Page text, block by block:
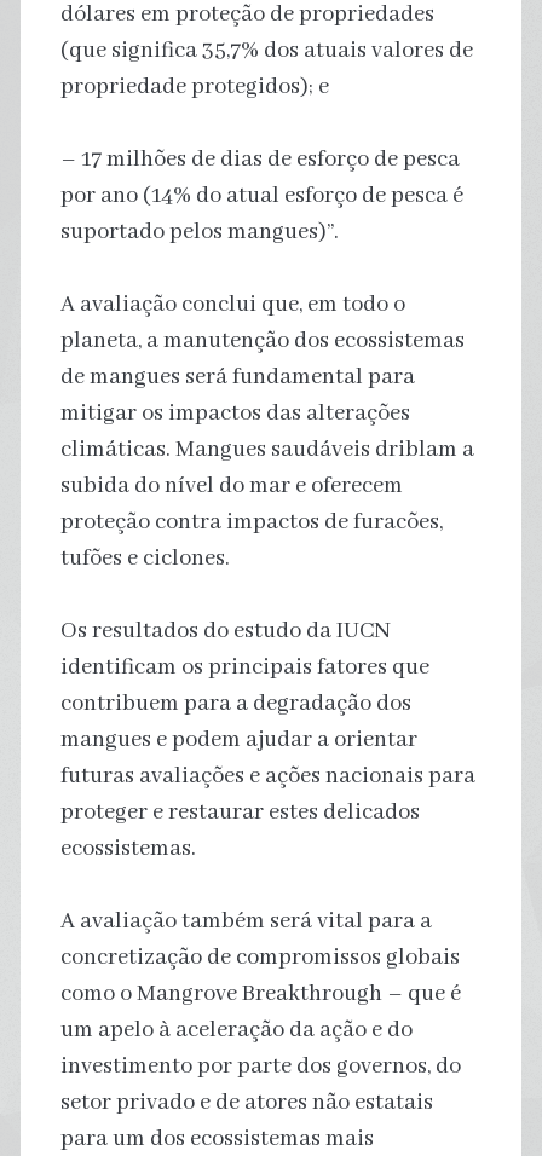
dólares em proteção de propriedades
(que significa 35,7% dos atuais valores de
propriedade protegidos); e
– 17 milhões de dias de esforço de pesca
por ano (14% do atual esforço de pesca é
suportado pelos mangues)”.
A avaliação conclui que, em todo o
planeta, a manutenção dos ecossistemas
de mangues será fundamental para
mitigar os impactos das alterações
climáticas. Mangues saudáveis driblam a
subida do nível do mar e oferecem
proteção contra impactos de furacões,
tufões e ciclones.
Os resultados do estudo da IUCN
identificam os principais fatores que
contribuem para a degradação dos
mangues e podem ajudar a orientar
futuras avaliações e ações nacionais para
proteger e restaurar estes delicados
ecossistemas.
A avaliação também será vital para a
concretização de compromissos globais
como o Mangrove Breakthrough – que é
um apelo à aceleração da ação e do
investimento por parte dos governos, do
setor privado e de atores não estatais
para um dos ecossistemas mais